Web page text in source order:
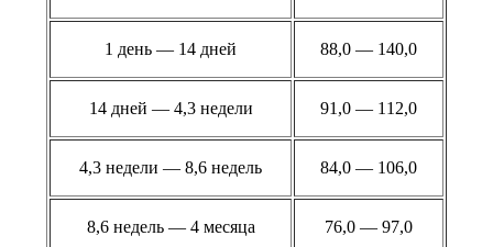
1 день — 14 дней 88,0 — 140,0
14 дней — 4,3 недели 91,0 — 112,0
4,3 недели — 8,6 недель 84,0 — 106,0
8,6 недель — 4 месяца 76,0 — 97,0